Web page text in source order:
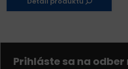
Prihláste sa na